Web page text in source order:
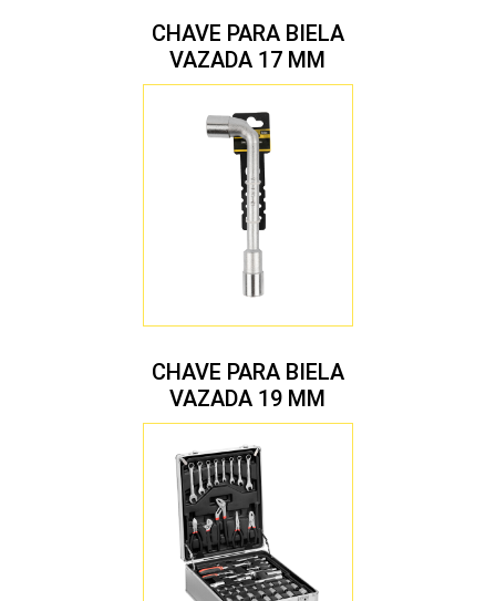
CHAVE PARA BIELA
VAZADA 17 MM
CHAVE PARA BIELA
VAZADA 19 MM